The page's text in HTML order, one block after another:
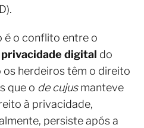
é o conflito entre o
privacidade digital do
herdeiros têm o direito
que o de cujusmanteve
à privacidade,
persiste após a